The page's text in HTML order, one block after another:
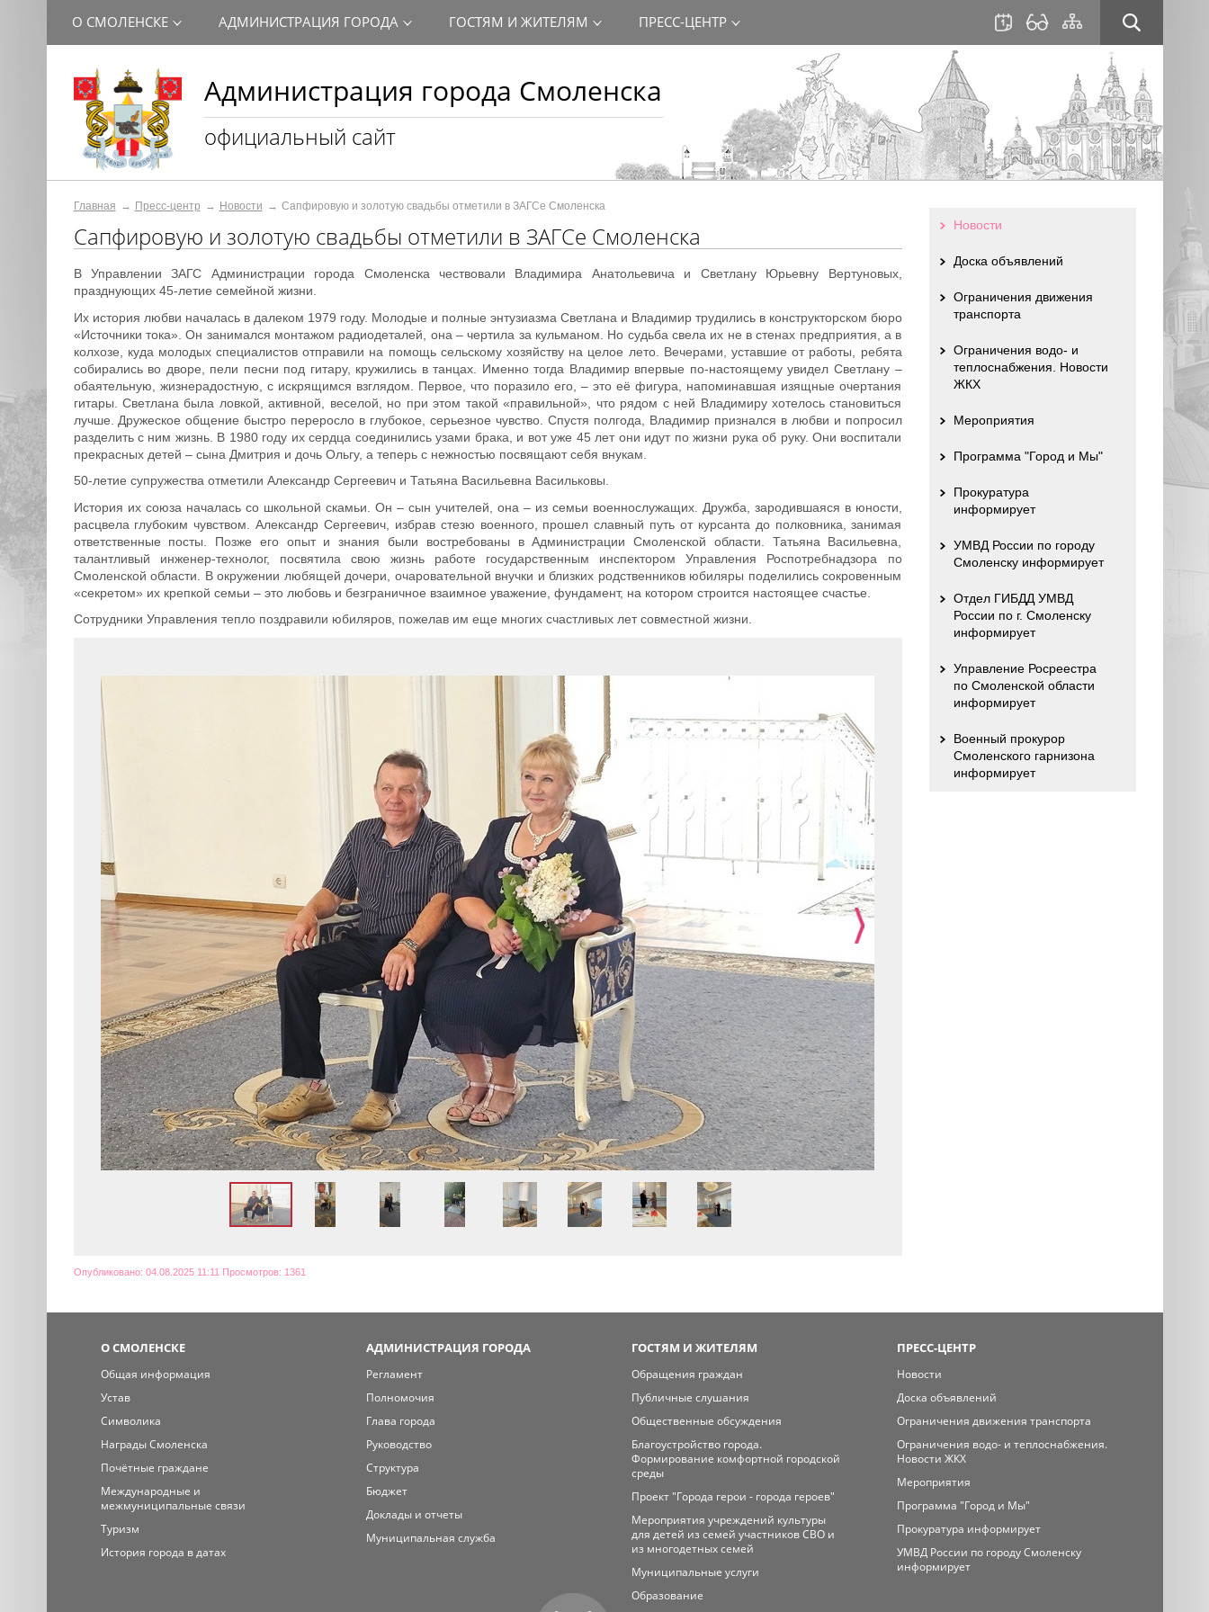
Администрация города Смоленска
официальный сайт
О СМОЛЕНСКЕ АДМИНИСТРАЦИЯ ГОРОДА ГОСТЯМ И ЖИТЕЛЯМ ПРЕСС-ЦЕНТР
Главная Пресс-центр Новости Сапфировую и золотую свадьбы отметили в ЗАГСе Смоленска
Сапфировую и золотую свадьбы отметили в ЗАГСе Смоленска
В Управлении ЗАГС Администрации города Смоленска чествовали Владимира Анатольевича и Светлану Юрьевну Вертуновых,
празднующих 45-летие семейной жизни.
Их история любви началась в далеком 1979 году. Молодые и полные энтузиазма Светлана и Владимир трудились в конструкторском бюро
«Источники тока». Он занимался монтажом радиодеталей, она – чертила за кульманом. Но судьба свела их не в стенах предприятия, а в
колхозе, куда молодых специалистов отправили на помощь сельскому хозяйству на целое лето. Вечерами, уставшие от работы, ребята
собирались во дворе, пели песни под гитару, кружились в танцах. Именно тогда Владимир впервые по-настоящему увидел Светлану –
обаятельную, жизнерадостную, с искрящимся взглядом. Первое, что поразило его, – это её фигура, напоминавшая изящные очертания
гитары. Светлана была ловкой, активной, веселой, но при этом такой «правильной», что рядом с ней Владимиру хотелось становиться
лучше. Дружеское общение быстро переросло в глубокое, серьезное чувство. Спустя полгода, Владимир признался в любви и попросил
разделить с ним жизнь. В 1980 году их сердца соединились узами брака, и вот уже 45 лет они идут по жизни рука об руку. Они воспитали
прекрасных детей – сына Дмитрия и дочь Ольгу, а теперь с нежностью посвящают себя внукам.
50-летие супружества отметили Александр Сергеевич и Татьяна Васильевна Васильковы.
История их союза началась со школьной скамьи. Он – сын учителей, она – из семьи военнослужащих. Дружба, зародившаяся в юности,
расцвела глубоким чувством. Александр Сергеевич, избрав стезю военного, прошел славный путь от курсанта до полковника, занимая
ответственные посты. Позже его опыт и знания были востребованы в Администрации Смоленской области. Татьяна Васильевна,
талантливый инженер-технолог, посвятила свою жизнь работе государственным инспектором Управления Роспотребнадзора по
Смоленской области. В окружении любящей дочери, очаровательной внучки и близких родственников юбиляры поделились сокровенным
«секретом» их крепкой семьи – это любовь и безграничное взаимное уважение, фундамент, на котором строится настоящее счастье.
Сотрудники Управления тепло поздравили юбиляров, пожелав им еще многих счастливых лет совместной жизни.
Опубликовано: 04.08.2025 11:11 Просмотров: 1361
Новости
Доска объявлений
Ограничения движения
транспорта
Ограничения водо- и
теплоснабжения. Новости
ЖКХ
Мероприятия
Программа "Город и Мы"
Прокуратура
информирует
УМВД России по городу
Смоленску информирует
Отдел ГИБДД УМВД
России по г. Смоленску
информирует
Управление Росреестра
по Смоленской области
информирует
Военный прокурор
Смоленского гарнизона
информирует
О СМОЛЕНСКЕ
Общая информация
Устав
Символика
Награды Смоленска
Почётные граждане
Международные и
межмуниципальные связи
Туризм
История города в датах
АДМИНИСТРАЦИЯ ГОРОДА
Регламент
Полномочия
Глава города
Руководство
Структура
Бюджет
Доклады и отчеты
Муниципальная служба
ГОСТЯМ И ЖИТЕЛЯМ
Обращения граждан
Публичные слушания
Общественные обсуждения
Благоустройство города.
Формирование комфортной городской
среды
Проект "Города герои - города героев"
Мероприятия учреждений культуры
для детей из семей участников СВО и
из многодетных семей
Муниципальные услуги
Образование
ПРЕСС-ЦЕНТР
Новости
Доска объявлений
Ограничения движения транспорта
Ограничения водо- и теплоснабжения.
Новости ЖКХ
Мероприятия
Программа "Город и Мы"
Прокуратура информирует
УМВД России по городу Смоленску
информирует